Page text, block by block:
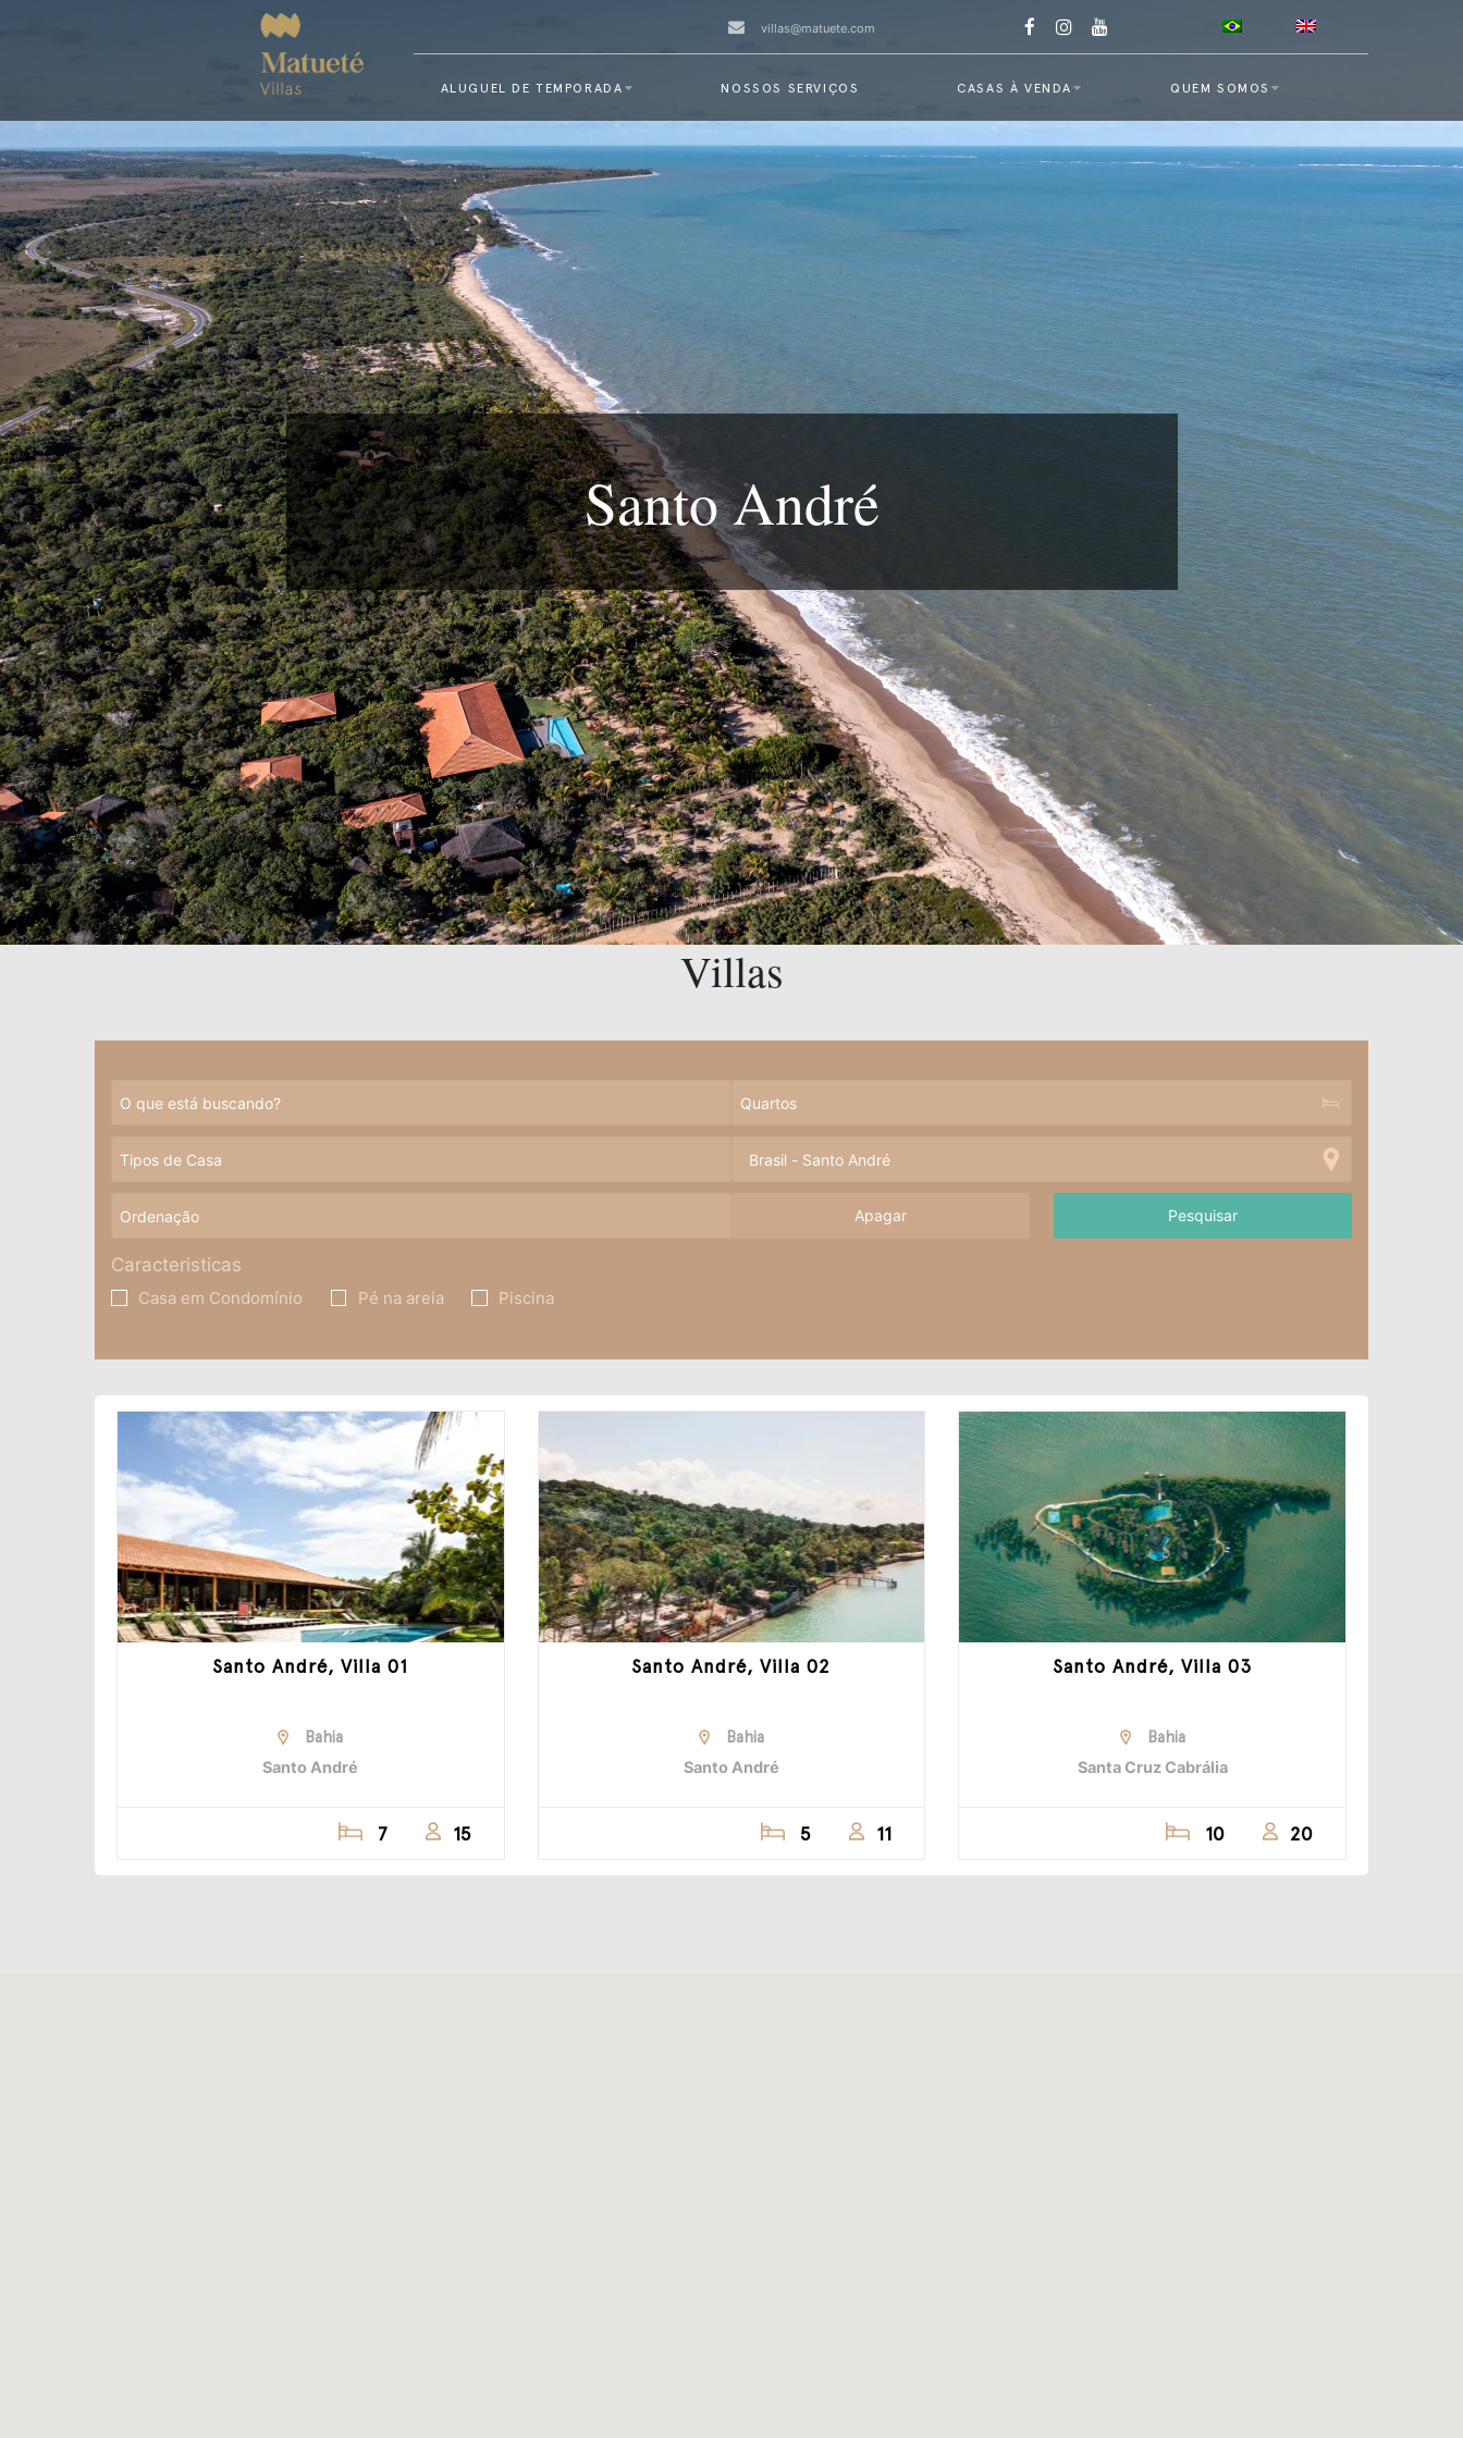
villas@matuete.com
ALUGUEL DE TEMPORADA NOSSOS SERVIÇOS CASAS À VENDA QUEM SOMOS
Santo André
Villas
Apagar
Caracteristicas
Casa em Condomínio Pé na areia Piscina
Santo André, Villa 01
Bahia
Santo André
7 15
Santo André, Villa 02
Bahia
Santo André
5 11
Santo André, Villa 03
Bahia
Santa Cruz Cabrália
10 20